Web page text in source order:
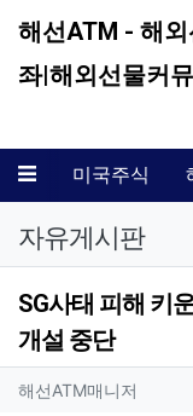
해선ATM - 해
좌|해외선물커
메뉴 미국주식
자유게시판
SG사태 피해 키
개설 중단
작성자 정보
해선ATM매니저